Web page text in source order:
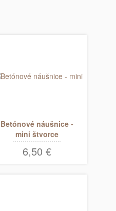
Betónové náušnice -
mini štvorce
6,50 €